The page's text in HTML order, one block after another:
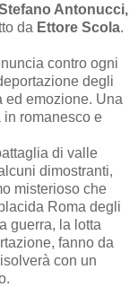
Antonucci,
da Ettore Scola.
contro ogni
degli
ed emozione. Una
in romanesco e
di valle
dimostranti,
misterioso che
Roma degli
guerra, la lotta
fanno da
con un